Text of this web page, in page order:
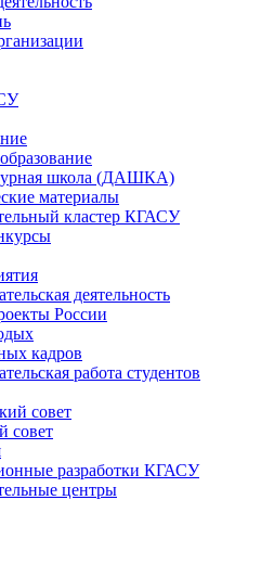
школа (ДАШКА)
материалы
кластер КГАСУ
деятельность
России
кадров
работа студентов
совет
совет
разработки КГАСУ
центры